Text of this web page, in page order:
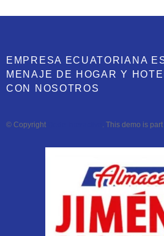
EMPRESA ECUATORIANA
MENAJE DE HOGAR Y
CON NOSOTROS
© Copyright . This demo is